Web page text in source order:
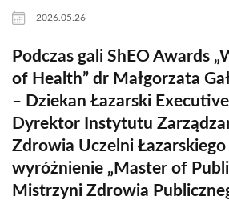
2026.05.26
Podczas gali ShEO Awards
of Health” dr Małgorzata
– Dziekan Łazarski
Dyrektor Instytutu
Zdrowia Uczelni Łazarskiego
wyróżnienie „Master of
Mistrzyni Zdrowia